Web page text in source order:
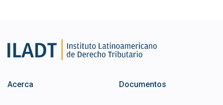
Acerca Documentos